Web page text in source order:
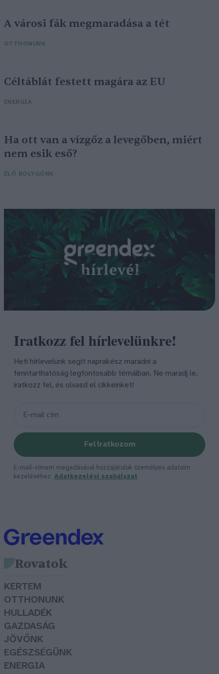
A városi fák megmaradása a tét
OTTHONUNK
Céltáblát festett magára az EU
ENERGIA
Ha ott van a vízgőz a levegőben, miért
nem esik eső?
ÉLŐ BOLYGÓNK
Iratkozz fel hírlevelünkre!
Heti hírlevelünk segít naprakész maradni a
fenntarthatóság legfontosabb témáiban. Ne maradj le,
iratkozz fel, és olvasd el cikkeinket!
Feliratkozom
E-mail-címem megadásával hozzájárulok személyes adataim
kezeléséhez. Adatkezelési szabályzat
Rovatok
KERTEM
OTTHONUNK
HULLADÉK
GAZDASÁG
JÖVŐNK
EGÉSZSÉGÜNK
ENERGIA